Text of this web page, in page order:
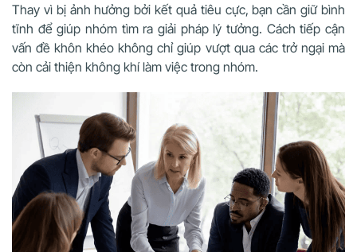
Thay vì bị ảnh hưởng bởi kết quả tiêu cực, bạn cần giữ bình
tĩnh để giúp nhóm tìm ra giải pháp lý tưởng. Cách tiếp cận
vấn đề khôn khéo không chỉ giúp vượt qua các trở ngại mà
còn cải thiện không khí làm việc trong nhóm.